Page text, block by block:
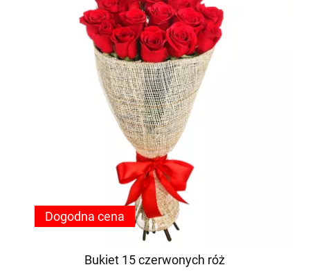
Bukiet 15 czerwonych róż
Dogodna cena